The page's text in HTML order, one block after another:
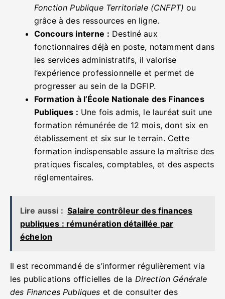
Fonction Publique Territoriale (CNFPT) ou
grâce à des ressources en ligne.
Concours interne : Destiné aux
fonctionnaires déjà en poste, notamment dans
les services administratifs, il valorise
l’expérience professionnelle et permet de
progresser au sein de la DGFIP.
Formation à l’École Nationale des Finances
Publiques : Une fois admis, le lauréat suit une
formation rémunérée de 12 mois, dont six en
établissement et six sur le terrain. Cette
formation indispensable assure la maîtrise des
pratiques fiscales, comptables, et des aspects
réglementaires.
Lire aussi : Salaire contrôleur des finances
publiques : rémunération détaillée par
échelon
Il est recommandé de s’informer régulièrement via
les publications officielles de la Direction Générale
des Finances Publiques et de consulter des